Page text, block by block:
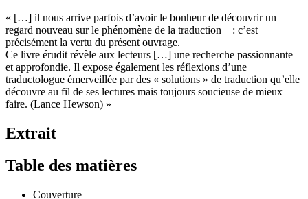
« […] il nous arrive parfois d’avoir le bonheur de découvrir un
regard nouveau sur le phénomène de la traduction : c’est
précisément la vertu du présent ouvrage.
Ce livre érudit révèle aux lecteurs […] une recherche passionnante
et approfondie. Il expose également les réflexions d’une
traductologue émerveillée par des « solutions » de traduction qu’elle
découvre au fil de ses lectures mais toujours soucieuse de mieux
faire. (Lance Hewson) »
Extrait
Table des matières
Couverture